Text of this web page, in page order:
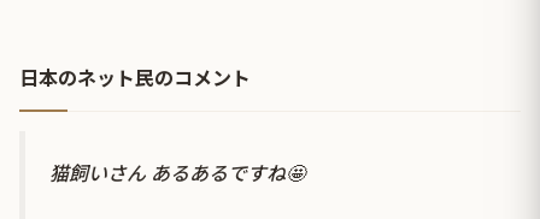
日本のネット民のコメント
猫飼いさん あるあるですね🤩